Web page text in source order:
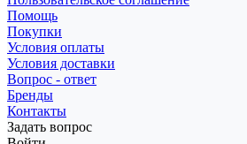
Помощь
Покупки
Условия оплаты
Условия доставки
Вопрос - ответ
Бренды
Контакты
Задать вопрос